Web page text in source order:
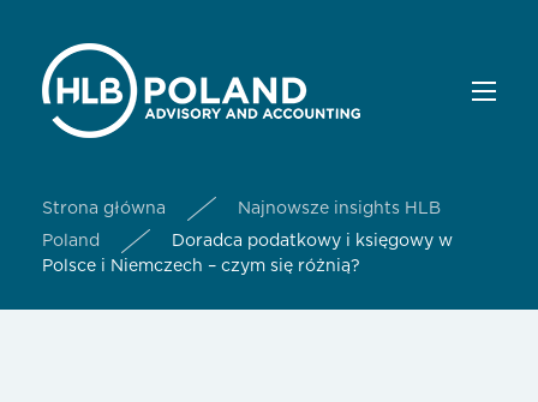
Strona główna
Najnowsze insights HLB
Poland
Doradca podatkowy i księgowy w
Polsce i Niemczech – czym się różnią?